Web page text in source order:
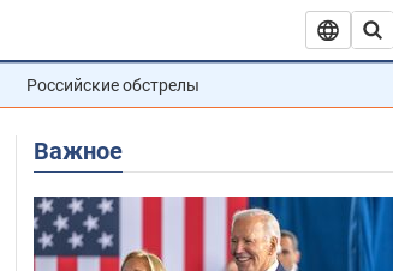
Российские обстрелы
Важное